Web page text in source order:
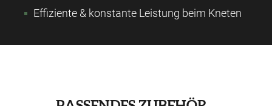
Effiziente & konstante Leistung beim Kneten